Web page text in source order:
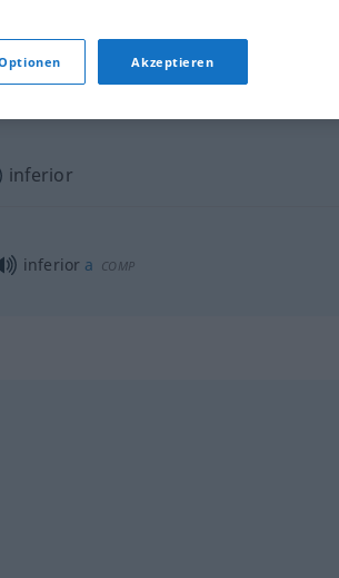
inferiorvalor
inferior
inferior a COMP
Akzeptieren